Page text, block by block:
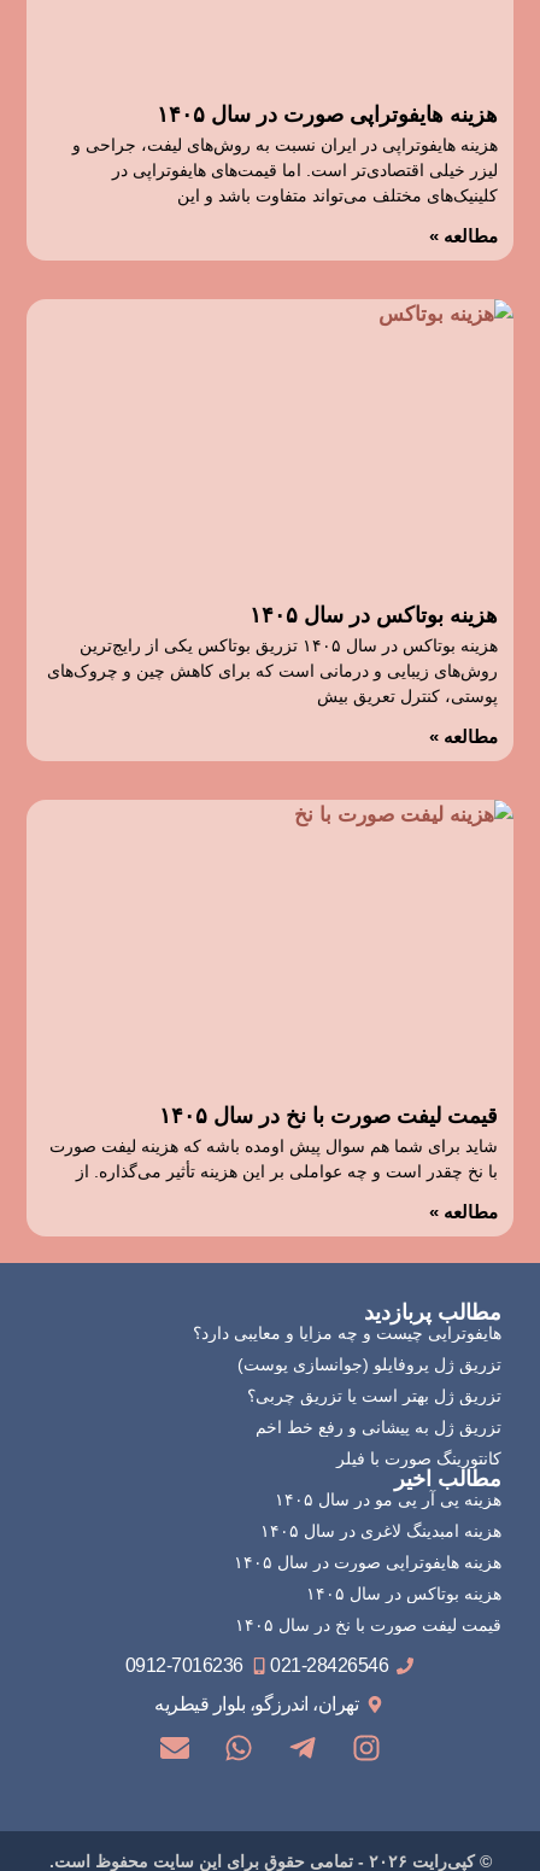
هزینه هایفوتراپی صورت در سال ۱۴۰۵
هزینه هایفوتراپی در ایران نسبت به روش‌های لیفت، جراحی و
لیزر خیلی اقتصادی‌تر است. اما قیمت‌های هایفوتراپی در
کلینیک‌های مختلف می‌تواند متفاوت باشد و این
مطالعه »
هزینه بوتاکس در سال ۱۴۰۵
هزینه بوتاکس در سال ۱۴۰۵ تزریق بوتاکس یکی از رایج‌ترین
روش‌های زیبایی و درمانی است که برای کاهش چین و چروک‌های
پوستی، کنترل تعریق بیش
مطالعه »
قیمت لیفت صورت با نخ در سال ۱۴۰۵
شاید برای شما هم سوال پیش اومده باشه که هزینه لیفت صورت
با نخ چقدر است و چه عواملی بر این هزینه تأثیر می‌گذاره. از
مطالعه »
021-28426546
0912-7016236
تهران، اندرزگو، بلوار قیطریه
مطالب اخیر
هزینه پی آر پی مو در سال ۱۴۰۵
هزینه امبدینگ لاغری در سال ۱۴۰۵
هزینه هایفوتراپی صورت در سال ۱۴۰۵
هزینه بوتاکس در سال ۱۴۰۵
قیمت لیفت صورت با نخ در سال ۱۴۰۵
مطالب پربازدید
هایفوتراپی چیست و چه مزایا و معایبی دارد؟
تزریق ژل پروفایلو (جوانسازی پوست)
تزریق ژل بهتر است یا تزریق چربی؟
تزریق ژل به پیشانی و رفع خط اخم
کانتورینگ صورت با فیلر
© کپی‌رایت ۲۰۲۶ - تمامی حقوق برای این سایت محفوظ است.